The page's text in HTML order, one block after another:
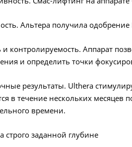
Альтера получила
и контролируемость. Аппарат
и определить точки
результаты. Ulthera
в течение нескольких месяцев
времени.
строго заданной глубине